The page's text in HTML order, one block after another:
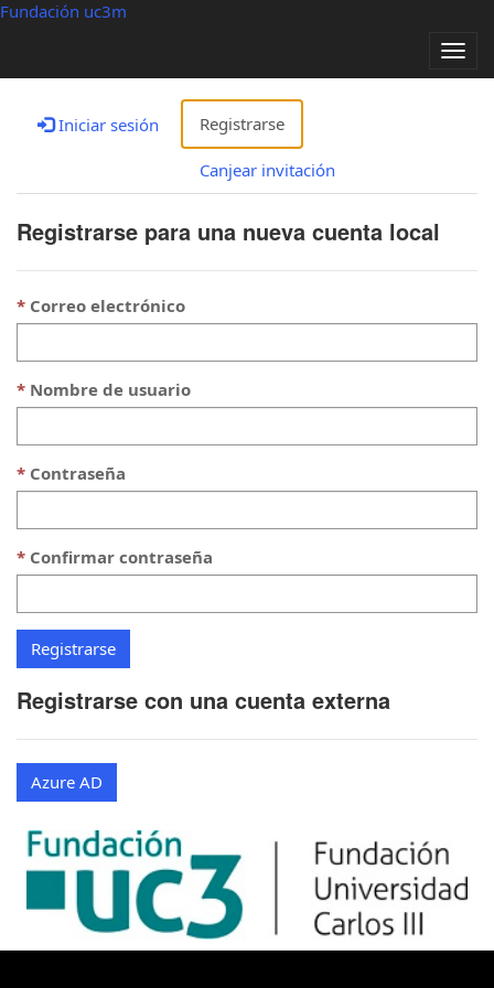
Fundación uc3m
Iniciar sesión Registrarse
Canjear invitación
Registrarse para una nueva cuenta local
Correo electrónico
Nombre de usuario
Contraseña
Confirmar contraseña
Registrarse con una cuenta externa
Azure AD